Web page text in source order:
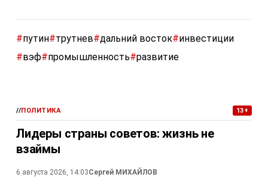
#путин#трутнев#дальний восток#инвестиции
#вэф#промышленность#развитие
//ПОЛИТИКА 13+
Лидеры страны советов: жизнь не
взаймы
6 августа 2026, 14:03Сергей МИХАЙЛОВ